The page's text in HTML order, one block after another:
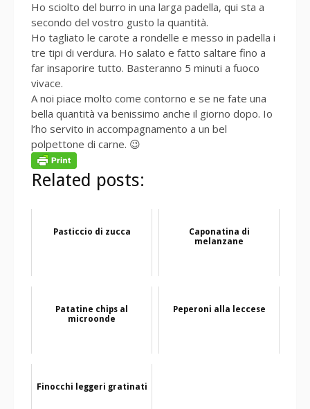
Ho sciolto del burro in una larga padella, qui sta a
secondo del vostro gusto la quantità.
Ho tagliato le carote a rondelle e messo in padella i
tre tipi di verdura. Ho salato e fatto saltare fino a
far insaporire tutto. Basteranno 5 minuti a fuoco
vivace.
A noi piace molto come contorno e se ne fate una
bella quantità va benissimo anche il giorno dopo. Io
l’ho servito in accompagnamento a un bel
polpettone di carne. 😉
Related posts:
Pasticcio di zucca
Caponatina di
melanzane
Patatine chips al
microonde
Peperoni alla leccese
Finocchi leggeri gratinati